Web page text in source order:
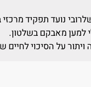
נועד תפקיד
למען מאבקם בשלטון.
ויתור על הסיכוי